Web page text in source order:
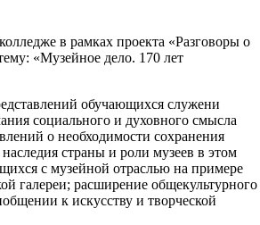
в рамках проекта «Разговоры о
«Музейное дело. 170 лет
обучающихся служени
социального и духовного смысла
о необходимости сохранения
страны и роли музеев в этом
с музейной отраслью на примере
галереи; расширение общекультурного
к искусству и творческой